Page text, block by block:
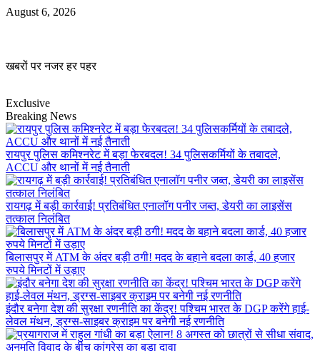
Skip
August 6, 2026
खबरों पर नजर हर पहर
Exclusive
Breaking News
रायपुर पुलिस कमिश्नरेट में बड़ा फेरबदल! 34 पुलिसकर्मियों के तबादले,
ACCU और थानों में नई तैनाती
रायगढ़ में बड़ी कार्रवाई! प्रतिबंधित एनालॉग पनीर जब्त, डेयरी का लाइसेंस
तत्काल निलंबित
बिलासपुर में ATM के अंदर बड़ी ठगी! मदद के बहाने बदला कार्ड, 40 हजार
रुपये मिनटों में उड़ाए
इंदौर बनेगा देश की सुरक्षा रणनीति का केंद्र! पश्चिम भारत के DGP करेंगे हाई-
लेवल मंथन, ड्रग्स-साइबर क्राइम पर बनेगी नई रणनीति